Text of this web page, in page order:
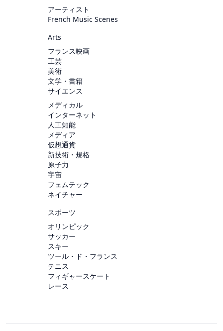
アーティスト
French Music Scenes
Arts
フランス映画
工芸
美術
文学・書籍
サイエンス
メディカル
インターネット
人工知能
メディア
仮想通貨
新技術・規格
原子力
宇宙
フェムテック
ネイチャー
スポーツ
オリンピック
サッカー
スキー
ツール・ド・フランス
テニス
フィギャースケート
レース